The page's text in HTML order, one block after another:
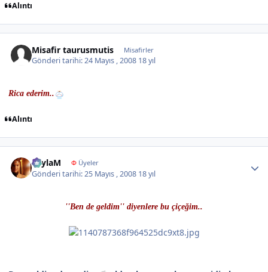
Alıntı
Misafir taurusmutis Misafirler
Gönderi tarihi:24 Mayıs , 2008 18 yıl
Rica ederim..
Alıntı
LeylaM ΦÜyeler
Gönderi tarihi:25 Mayıs , 2008 18 yıl
''Ben de geldim'' diyenlere bu çiçeğim..